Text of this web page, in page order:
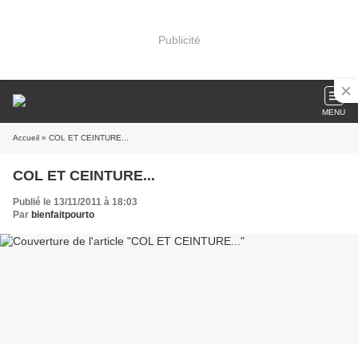
Publicité
MENU
Accueil » COL ET CEINTURE...
COL ET CEINTURE...
Publié le 13/11/2011 à 18:03
Par bienfaitpourto